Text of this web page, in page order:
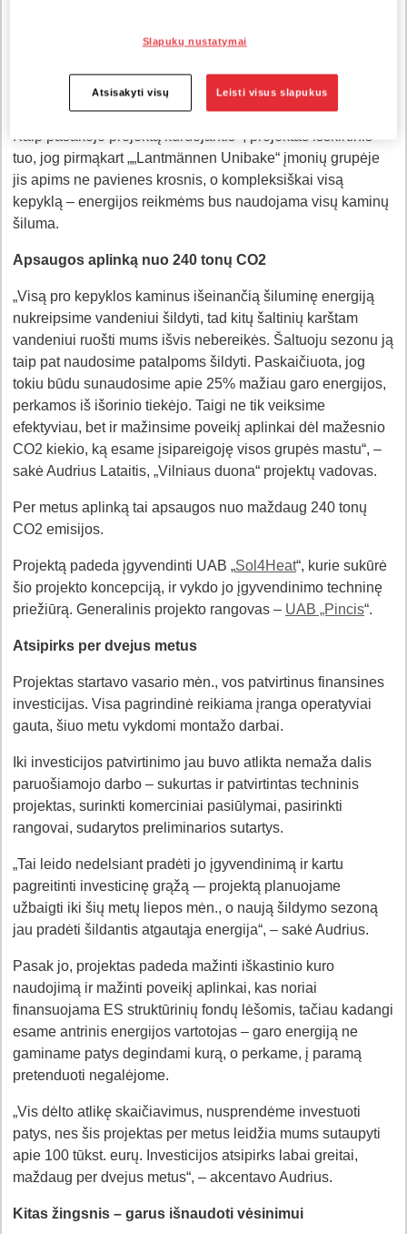
patalpas. Taip bus taupoma šilumos reikmėms skirta
„Lantmännen Unibake“ investuoja 190 tūkst. eurų.
Projektą ketinama užbaigti greičiau nei per pusmetį.
Kaip pasakojo projektą kuruojantis , projektas išskirtinis
tuo, jog pirmąkart „„Lantmännen Unibake“ įmonių grupėje
jis apims ne pavienes krosnis, o kompleksiškai visą
kepyklą – energijos reikmėms bus naudojama visų kaminų
šiluma.
Apsaugos aplinką nuo 240 tonų CO2
„Visą pro kepyklos kaminus išeinančią šiluminę energiją
nukreipsime vandeniui šildyti, tad kitų šaltinių karštam
vandeniui ruošti mums išvis nebereikės. Šaltuoju sezonu ją
taip pat naudosime patalpoms šildyti. Paskaičiuota, jog
tokiu būdu sunaudosime apie 25% mažiau garo energijos,
perkamos iš išorinio tiekėjo. Taigi ne tik veiksime
efektyviau, bet ir mažinsime poveikį aplinkai dėl mažesnio
CO2 kiekio, ką esame įsipareigoję visos grupės mastu“, –
sakė Audrius Lataitis, „Vilniaus duona“ projektų vadovas.
Per metus aplinką tai apsaugos nuo maždaug 240 tonų
CO2 emisijos.
Projektą padeda įgyvendinti UAB „Sol4Heat“, kurie sukūrė
šio projekto koncepciją, ir vykdo jo įgyvendinimo techninę
priežiūrą. Generalinis projekto rangovas – UAB „Pincis“.
Atsipirks per dvejus metus
Projektas startavo vasario mėn., vos patvirtinus finansines
investicijas. Visa pagrindinė reikiama įranga operatyviai
gauta, šiuo metu vykdomi montažo darbai.
Iki investicijos patvirtinimo jau buvo atlikta nemaža dalis
paruošiamojo darbo – sukurtas ir patvirtintas techninis
projektas, surinkti komerciniai pasiūlymai, pasirinkti
rangovai, sudarytos preliminarios sutartys.
„Tai leido nedelsiant pradėti jo įgyvendinimą ir kartu
pagreitinti investicinę grąžą -– projektą planuojame
užbaigti iki šių metų liepos mėn., o naują šildymo sezoną
jau pradėti šildantis atgautąja energija“, – sakė Audrius.
Pasak jo, projektas padeda mažinti iškastinio kuro
naudojimą ir mažinti poveikį aplinkai, kas noriai
finansuojama ES struktūrinių fondų lėšomis, tačiau kadangi
esame antrinis energijos vartotojas – garo energiją ne
gaminame patys degindami kurą, o perkame, į paramą
pretenduoti negalėjome.
„Vis dėlto atlikę skaičiavimus, nusprendėme investuoti
patys, nes šis projektas per metus leidžia mums sutaupyti
apie 100 tūkst. eurų. Investicijos atsipirks labai greitai,
maždaug per dvejus metus“, – akcentavo Audrius.
Kitas žingsnis – garus išnaudoti vėsinimui
Slapukų nustatymai
Atsisakyti visų Leisti visus slapukus